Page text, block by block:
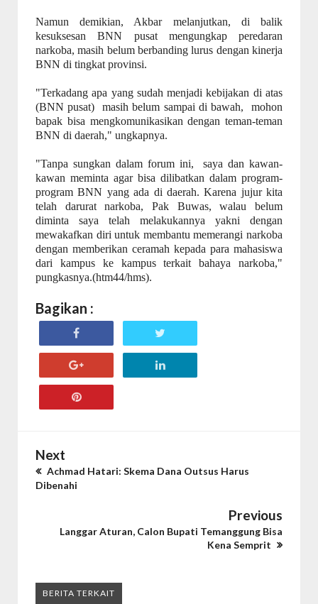
Namun demikian, Akbar melanjutkan, di balik
kesuksesan BNN pusat mengungkap peredaran
narkoba, masih belum berbanding lurus dengan kinerja
BNN di tingkat provinsi.
"Terkadang apa yang sudah menjadi kebijakan di atas
(BNN pusat) masih belum sampai di bawah, mohon
bapak bisa mengkomunikasikan dengan teman-teman
BNN di daerah," ungkapnya.
"Tanpa sungkan dalam forum ini, saya dan kawan-
kawan meminta agar bisa dilibatkan dalam program-
program BNN yang ada di daerah. Karena jujur kita
telah darurat narkoba, Pak Buwas, walau belum
diminta saya telah melakukannya yakni dengan
mewakafkan diri untuk membantu memerangi narkoba
dengan memberikan ceramah kepada para mahasiswa
dari kampus ke kampus terkait bahaya narkoba,"
pungkasnya.(htm44/hms).
Bagikan :
Next
Achmad Hatari: Skema Dana Outsus Harus
Dibenahi
Previous
Langgar Aturan, Calon Bupati Temanggung Bisa
Kena Semprit
BERITA TERKAIT